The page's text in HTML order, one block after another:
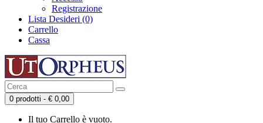
Registrazione
Lista Desideri (0)
Carrello
Cassa
0 prodotti - € 0,00
Il tuo Carrello è vuoto.